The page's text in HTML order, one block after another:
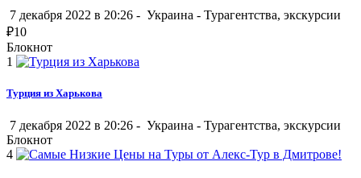
7 декабря 2022 в 20:26 - Украина - Турагентства, экскурсии
₽10
Блокнот
1
Турция из Харькова
7 декабря 2022 в 20:26 - Украина - Турагентства, экскурсии
Блокнот
4